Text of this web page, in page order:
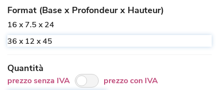
Format (Base x Profondeur x Hauteur)
16 x 7.5 x 24
36 x 12 x 45
Quantità
prezzo senza IVA prezzo con IVA